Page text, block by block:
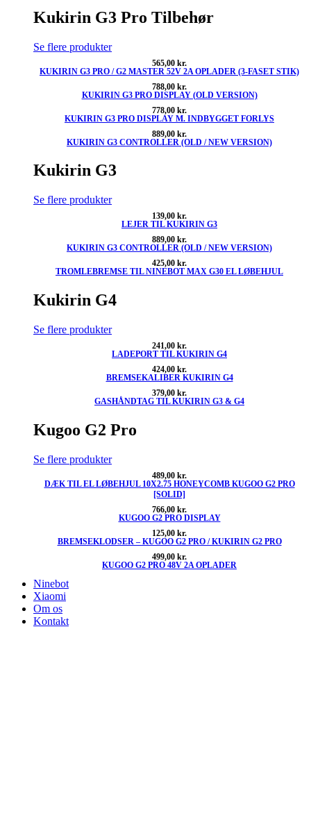
Kukirin G3 Pro Tilbehør
Se flere produkter
565,00 kr.
KUKIRIN G3 PRO / G2 MASTER 52V 2A OPLADER (3-FASET STIK)
788,00 kr.
KUKIRIN G3 PRO DISPLAY (OLD VERSION)
778,00 kr.
KUKIRIN G3 PRO DISPLAY M. INDBYGGET FORLYS
889,00 kr.
KUKIRIN G3 CONTROLLER (OLD / NEW VERSION)
Kukirin G3
Se flere produkter
139,00 kr.
LEJER TIL KUKIRIN G3
889,00 kr.
KUKIRIN G3 CONTROLLER (OLD / NEW VERSION)
425,00 kr.
TROMLEBREMSE TIL NINEBOT MAX G30 EL LØBEHJUL
Kukirin G4
Se flere produkter
241,00 kr.
LADEPORT TIL KUKIRIN G4
424,00 kr.
BREMSEKALIBER KUKIRIN G4
379,00 kr.
GASHÅNDTAG TIL KUKIRIN G3 & G4
Kugoo G2 Pro
Se flere produkter
489,00 kr.
DÆK TIL EL LØBEHJUL 10X2.75 HONEYCOMB KUGOO G2 PRO
[SOLID]
766,00 kr.
KUGOO G2 PRO DISPLAY
125,00 kr.
BREMSEKLODSER – KUGOO G2 PRO / KUKIRIN G2 PRO
499,00 kr.
KUGOO G2 PRO 48V 2A OPLADER
Ninebot
Xiaomi
Om os
Kontakt